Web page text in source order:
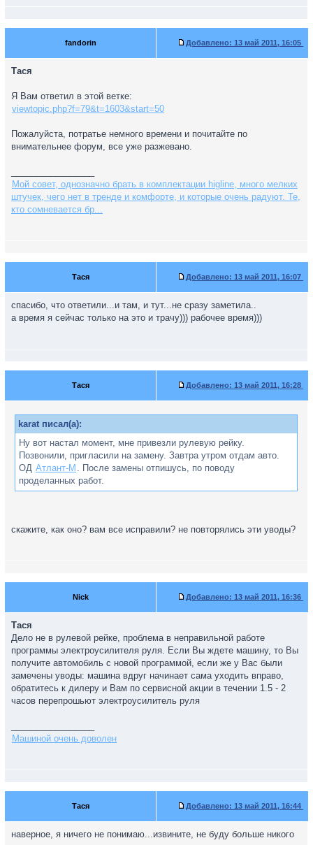
fandorin Добавлено: 13 май 2011, 16:05
Тася
Я Вам ответил в этой ветке:
viewtopic.php?f=79&t=1603&start=50
Пожалуйста, потратье немного времени и почитайте по
внимательнее форум, все уже разжевано.
Мой совет, однозначно брать в комплектации higline, много мелких
штучек, чего нет в тренде и комфорте, и которые очень радуют. Те,
кто сомневается бр...
Тася Добавлено: 13 май 2011, 16:07
спасибо, что ответили...и там, и тут...не сразу заметила..
а время я сейчас только на это и трачу))) рабочее время)))
Тася Добавлено: 13 май 2011, 16:28
karat писал(а):
Ну вот настал момент, мне привезли рулевую рейку.
Позвонили, пригласили на замену. Завтра утром отдам авто.
ОД Атлант-М . После замены отпишусь, по поводу
проделанных работ.
скажите, как оно? вам все исправили? не повторялись эти уводы?
Nick Добавлено: 13 май 2011, 16:36
Тася
Дело не в рулевой рейке, проблема в неправильной работе
программы электроусилителя руля. Если Вы ждете машину, то Вы
получите автомобиль с новой программой, если же у Вас были
замечены уводы: машина вдруг начинает сама уходить вправо,
обратитесь к дилеру и Вам по сервисной акции в течении 1.5 - 2
часов перепрошьют электроусилитель руля
Машиной очень доволен
Тася Добавлено: 13 май 2011, 16:44
наверное, я ничего не понимаю...извините, не буду больше никого